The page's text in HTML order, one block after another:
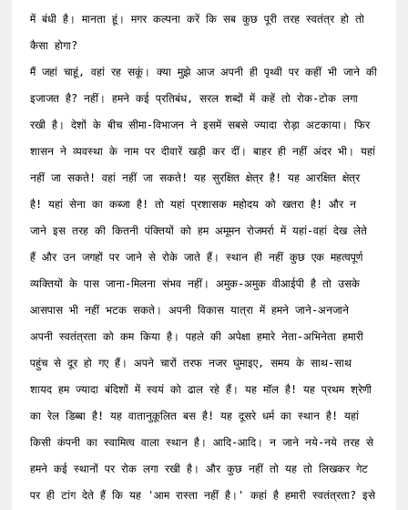
में बंधी है। मानता हूं। मगर कल्पना करें कि सब कुछ पूरी तरह स्वतंत्र हो तो
कैसा होगा?
मैं जहां चाहूं, वहां रह सकूं। क्या मुझे आज अपनी ही पृथ्वी पर कहीं भी जाने की
इजाजत है? नहीं। हमने कई प्रतिबंध, सरल शब्दों में कहें तो रोक-टोक लगा
रखी है। देशों के बीच सीमा-विभाजन ने इसमें सबसे ज्यादा रोड़ा अटकाया। फिर
शासन ने व्यवस्था के नाम पर दीवारें खड़ी कर दीं। बाहर ही नहीं अंदर भी। यहां
नहीं जा सकते! वहां नहीं जा सकते! यह सुरक्षित क्षेत्र है! यह आरक्षित क्षेत्र
है! यहां सेना का कब्जा है! तो यहां प्रशासक महोदय को खतरा है! और न
जाने इस तरह की कितनी पंक्तियों को हम अमूमन रोजमर्रा में यहां-वहां देख लेते
हैं और उन जगहों पर जाने से रोके जाते हैं। स्थान ही नहीं कुछ एक महत्वपूर्ण
व्यक्तियों के पास जाना-मिलना संभव नहीं। अमुक-अमुक वीआईपी है तो उसके
आसपास भी नहीं भटक सकते। अपनी विकास यात्रा में हमने जाने-अनजाने
अपनी स्वतंत्रता को कम किया है। पहले की अपेक्षा हमारे नेता-अभिनेता हमारी
पहुंच से दूर हो गए हैं। अपने चारों तरफ नजर घुमाइए, समय के साथ-साथ
शायद हम ज्यादा बंदिशों में स्वयं को ढाल रहे हैं। यह मॉल है! यह प्रथम श्रेणी
का रेल डिब्बा है! यह वातानुकूलित बस है! यह दूसरे धर्म का स्थान है! यहां
किसी कंपनी का स्वामित्व वाला स्थान है। आदि-आदि। न जाने नये-नये तरह से
हमने कई स्थानों पर रोक लगा रखी है। और कुछ नहीं तो यह तो लिखकर गेट
पर ही टांग देते हैं कि यह 'आम रास्ता नहीं है।' कहां है हमारी स्वतंत्रता? इसे